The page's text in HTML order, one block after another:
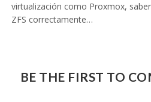
virtualización como Proxmox,
ZFS correctamente…
BE THE FIRST TO